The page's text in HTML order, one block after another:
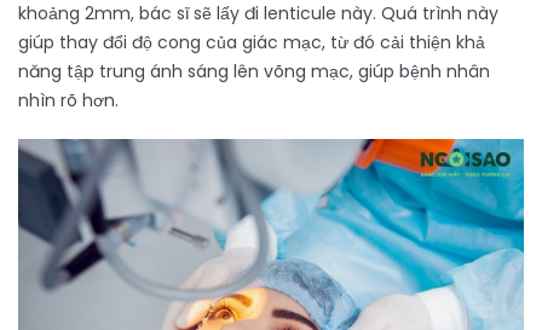
khoảng 2mm, bác sĩ sẽ lấy đi lenticule này. Quá trình này
giúp thay đổi độ cong của giác mạc, từ đó cải thiện khả
năng tập trung ánh sáng lên võng mạc, giúp bệnh nhân
nhìn rõ hơn.